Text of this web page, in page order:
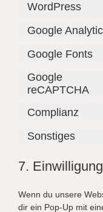
WordPress
Google
Google Fonts
Google
reCAPTCHA
Complianz
Sonstiges
7. Einwilligung
Wenn du unsere
dir ein Pop-Up mit